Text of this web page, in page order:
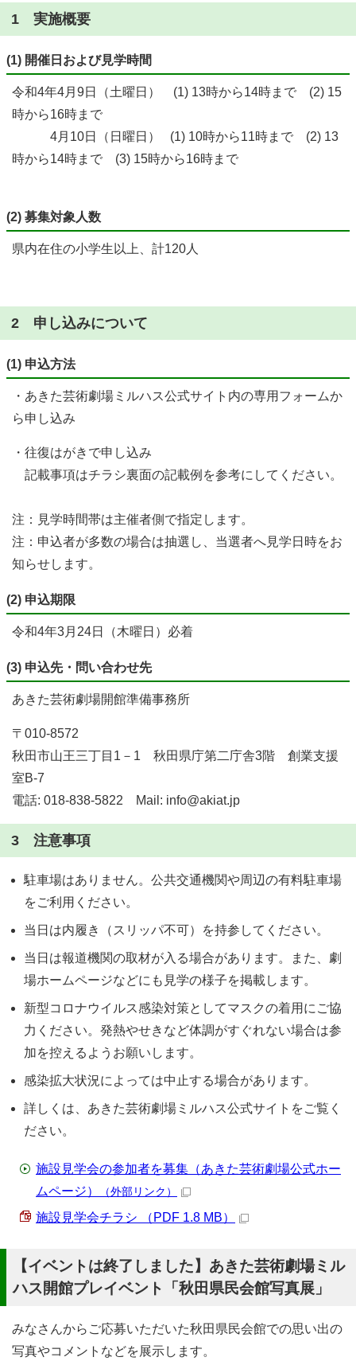
1 実施概要
(1) 開催日および見学時間
令和4年4月9日（土曜日） (1) 13時から14時まで (2) 15
時から16時まで
4月10日（日曜日） (1) 10時から11時まで (2) 13
時から14時まで (3) 15時から16時まで
(2) 募集対象人数
県内在住の小学生以上、計120人
2 申し込みについて
(1) 申込方法
・あきた芸術劇場ミルハス公式サイト内の専用フォームか
ら申し込み
・往復はがきで申し込み
記載事項はチラシ裏面の記載例を参考にしてください。
注：見学時間帯は主催者側で指定します。
注：申込者が多数の場合は抽選し、当選者へ見学日時をお
知らせします。
(2) 申込期限
令和4年3月24日（木曜日）必着
(3) 申込先・問い合わせ先
あきた芸術劇場開館準備事務所
〒010-8572
秋田市山王三丁目1－1 秋田県庁第二庁舎3階 創業支援
室B-7
電話: 018-838-5822 Mail: info@akiat.jp
3 注意事項
駐車場はありません。公共交通機関や周辺の有料駐車場
をご利用ください。
当日は内履き（スリッパ不可）を持参してください。
当日は報道機関の取材が入る場合があります。また、劇
場ホームページなどにも見学の様子を掲載します。
新型コロナウイルス感染対策としてマスクの着用にご協
力ください。発熱やせきなど体調がすぐれない場合は参
加を控えるようお願いします。
感染拡大状況によっては中止する場合があります。
詳しくは、あきた芸術劇場ミルハス公式サイトをご覧く
ださい。
施設見学会の参加者を募集（あきた芸術劇場公式ホー
ムページ）
（外部リンク）
施設見学会チラシ （PDF 1.8 MB）
【イベントは終了しました】あきた芸術劇場ミル
ハス開館プレイベント「秋田県民会館写真展」
みなさんからご応募いただいた秋田県民会館での思い出の
写真やコメントなどを展示します。